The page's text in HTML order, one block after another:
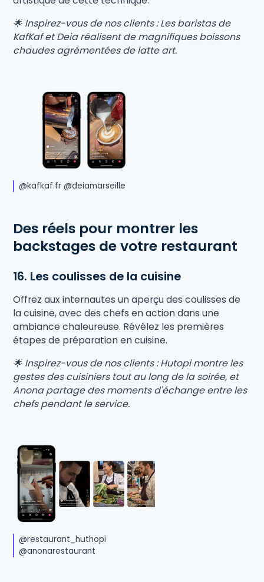
🌟 Inspirez-vous de nos clients : Les baristas de
KafKaf et Deia réalisent de magnifiques boissons
chaudes agrémentées de latte art.
@kafkaf.fr @deiamarseille
Des réels pour montrer les
backstages de votre restaurant
16. Les coulisses de la cuisine
Offrez aux internautes un aperçu des coulisses de
la cuisine, avec des chefs en action dans une
ambiance chaleureuse. Révélez les premières
étapes de préparation en cuisine.
🌟 Inspirez-vous de nos clients : Hutopi montre les
gestes des cuisiniers tout au long de la soirée, et
Anona partage des moments d'échange entre les
chefs pendant le service.
@restaurant_huthopi
@anonarestaurant